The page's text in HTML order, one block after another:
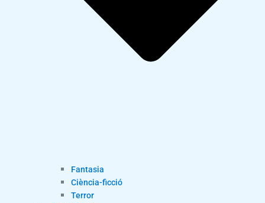
Fantasia
Ciència-ficció
Terror